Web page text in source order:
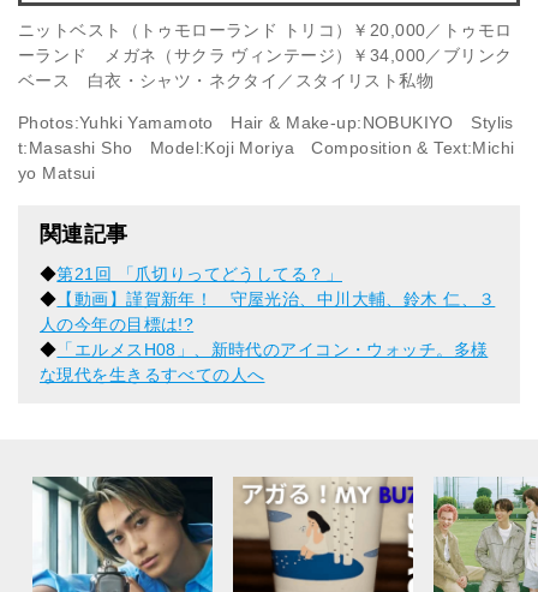
ニットベスト（トゥモローランド トリコ）￥20,000／トゥモロ
ーランド メガネ（サクラ ヴィンテージ）￥34,000／ブリンク
ベース 白衣・シャツ・ネクタイ／スタイリスト私物
Photos:Yuhki Yamamoto Hair & Make-up:NOBUKIYO Stylis
t:Masashi Sho Model:Koji Moriya Composition & Text:Michi
yo Matsui
関連記事
◆第21回 「爪切りってどうしてる？」
◆ 【動画】謹賀新年！ 守屋光治、中川大輔、鈴木 仁、３
人の今年の目標は!?
◆ 「エルメスH08」、新時代のアイコン・ウォッチ。多様
な現代を生きるすべての人へ